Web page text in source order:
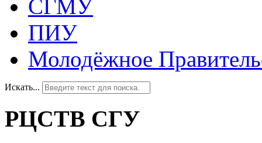
СГМУ
ПИУ
Молодёжное
Искать...
РЦСТВ СГУ